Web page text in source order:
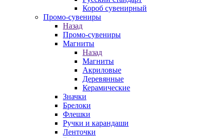
Короб сувенирный
Промо-сувениры
Назад
Промо-сувениры
Магниты
Назад
Магниты
Акриловые
Деревянные
Керамические
Значки
Брелоки
Флешки
Ручки и карандаши
Ленточки